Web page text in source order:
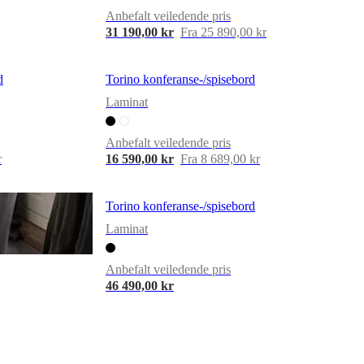
Anbefalt veiledende pris
31 190,00 kr Fra 25 890,00 kr
Torino konferanse-/spisebord
Laminat
Anbefalt veiledende pris
16 590,00 kr Fra 8 689,00 kr
Torino konferanse-/spisebord
Laminat
Anbefalt veiledende pris
46 490,00 kr